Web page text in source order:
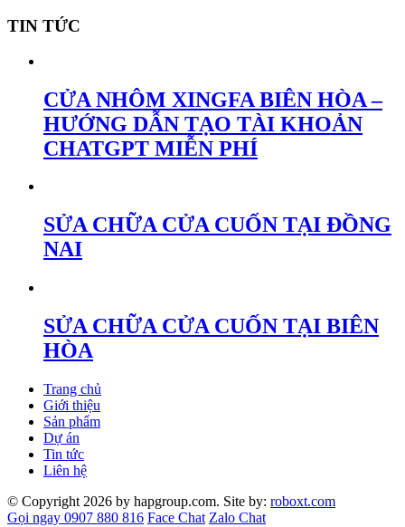
TIN TỨC
CỬA NHÔM XINGFA BIÊN HÒA –
HƯỚNG DẪN TẠO TÀI KHOẢN
CHATGPT MIỄN PHÍ
SỬA CHỮA CỬA CUỐN TẠI ĐỒNG
NAI
SỬA CHỮA CỬA CUỐN TẠI BIÊN
HÒA
Trang chủ
Giới thiệu
Sản phẩm
Dự án
Tin tức
Liên hệ
© Copyright 2026 by hapgroup.com. Site by: roboxt.com
Gọi ngay 0907 880 816 Face Chat Zalo Chat